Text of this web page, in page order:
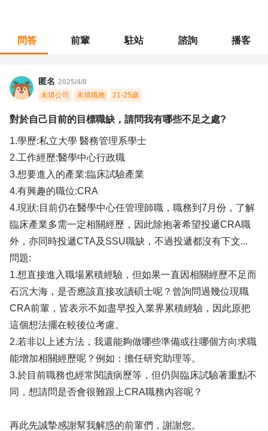
問答 前輩 駐站 諮詢 播客
匿名 2025/4/8
未填公司
未填職務 21-25歲
對於自己目前的目標職缺，請問我有哪些不足之處?
1.學歷:私立大學 醫務管理系學士
2.工作經歷:醫學中心行政職
3.想要進入的產業:臨床試驗產業
4.有興趣的職位:CRA
4.現狀:目前仍在醫學中心任管理師職，職務到7月份，了解
臨床產業多需一定相關經歷，因此除抱著希望投遞CRA職
外，亦同時投遞CTA及SSU職缺，不過投遞都沒有下文...
問題:
1.想直接進入職場累積經驗，但如果一直因相關經歷不足而
石沉大海，是否應該直接攻讀碩士呢？曾詢問過幾位現職
CRA前輩，皆表示不如盡早投入業界累積經驗，因此原把
這個想法擺在較後位考慮。
2.若非以上述方法，我還能夠做哪些準備或往哪個方向求職
能增加相關經歷呢？例如：擔任研究助理等。
3.於目前職務也經常閱讀病歷等，但仍與臨床試驗著重點不
同，想請問是否會很難跟上CRA職務內容呢？
再此先誠摯感謝幫我解惑的前輩們，謝謝您。